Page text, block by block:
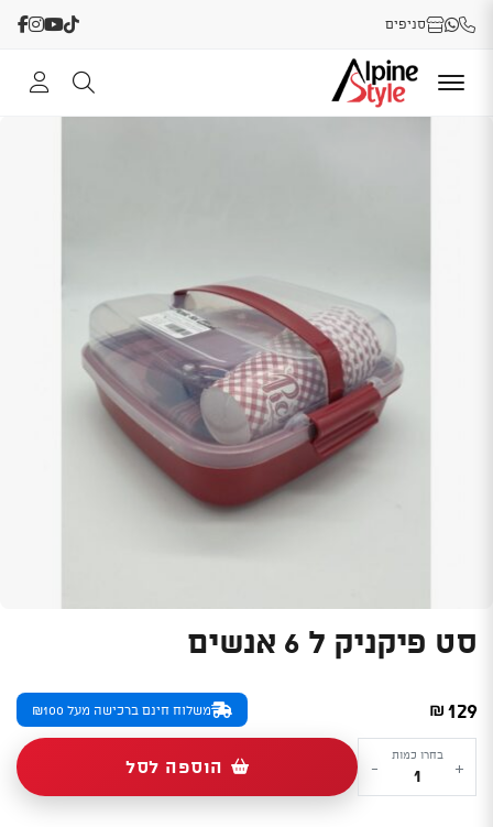
סניפים
סט פיקניק ל 6 אנשים
₪ 129 משלוח חינם ברכישה מעל ₪100
+
כמות
של
בחרו כמות
- הוספה לסל